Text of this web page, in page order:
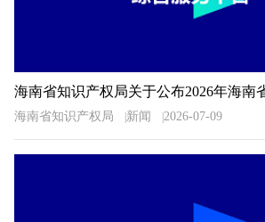
海南省知识产权局 新闻 2026-07-09